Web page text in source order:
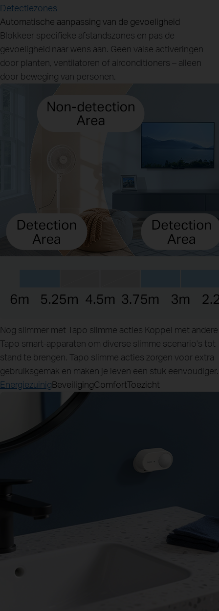
Detectiezones
Automatische aanpassing van de gevoeligheid
Blokkeer specifieke afstandszones en pas de
gevoeligheid naar wens aan. Geen valse activeringen
door planten, ventilatoren of airconditioners – alleen
door beweging van personen.
Nog slimmer met Tapo slimme acties Koppel met andere
Tapo smart-apparaten om diverse slimme scenario's tot
stand te brengen. Tapo slimme acties zorgen voor extra
gebruiksgemak en maken je leven een stuk eenvoudiger.
EnergiezuinigBeveiligingComfortToezicht